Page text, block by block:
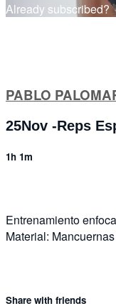
Already subscribed?
PABLO
25Nov -Reps
1h 1m
Entrenamiento
Material:
Share with friends